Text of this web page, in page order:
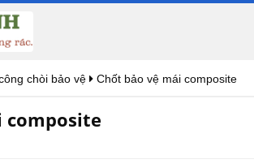
chòi bảo vệ Chốt bảo vệ mái composite
composite